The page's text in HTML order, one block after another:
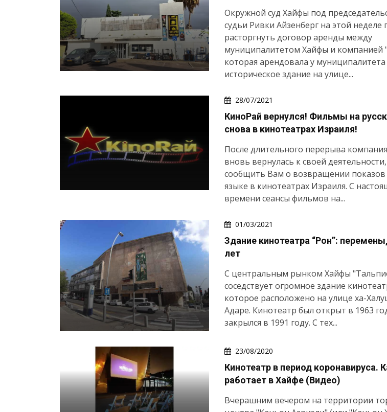
Окружной суд Хайфы под
судьи Ривки Айзенберг на этой неделе
расторгнуть договор аренды между
муниципалитетом Хайфы и компанией
которая арендовала у
историческое здание на улице...
28/07/2021
КиноРай вернулся! Фильмы на
снова в кинотеатрах Израиля!
После длительного перерыва
вновь вернулась к своей
сообщить Вам о возвращении показов
языке в кинотеатрах Израиля. С
времени сеансы фильмов на...
01/03/2021
Здание кинотеатра “Рон”:
лет
С центральным рынком Хайфы
соседствует огромное здание
которое расположено на улице ха-
Адаре. Кинотеатр был открыт в 1963
закрылся в 1991 году. С тех...
23/08/2020
Кинотеатр в период коронавируса.
работает в Хайфе (Видео)
Вчерашним вечером на территории